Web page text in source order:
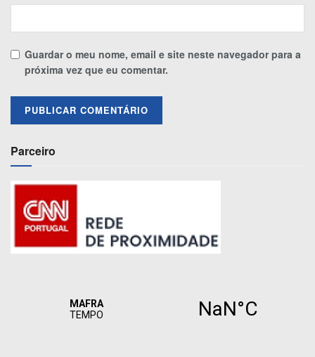
Guardar o meu nome, email e site neste navegador para a
próxima vez que eu comentar.
Parceiro